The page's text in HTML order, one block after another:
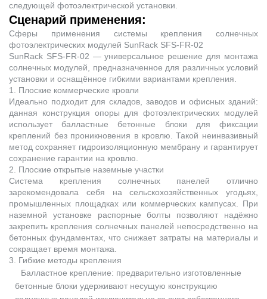
следующей фотоэлектрической установки.
Сценарий применения:
Сферы применения системы крепления солнечных
фотоэлектрических модулей SunRack SFS-FR-02
SunRack SFS-FR-02 — универсальное решение для монтажа
солнечных модулей, предназначенное для различных условий
установки и оснащённое гибкими вариантами крепления.
1. Плоские коммерческие кровли
Идеально подходит для складов, заводов и офисных зданий:
данная конструкция опоры для фотоэлектрических модулей
использует балластные бетонные блоки для фиксации
креплений без проникновения в кровлю. Такой неинвазивный
метод сохраняет гидроизоляционную мембрану и гарантирует
сохранение гарантии на кровлю.
2. Плоские открытые наземные участки
Система крепления солнечных панелей отлично
зарекомендовала себя на сельскохозяйственных угодьях,
промышленных площадках или коммерческих кампусах. При
наземной установке распорные болты позволяют надёжно
закрепить крепления солнечных панелей непосредственно на
бетонных фундаментах, что снижает затраты на материалы и
сокращает время монтажа.
3. Гибкие методы крепления
Балластное крепление: предварительно изготовленные
бетонные блоки удерживают несущую конструкцию